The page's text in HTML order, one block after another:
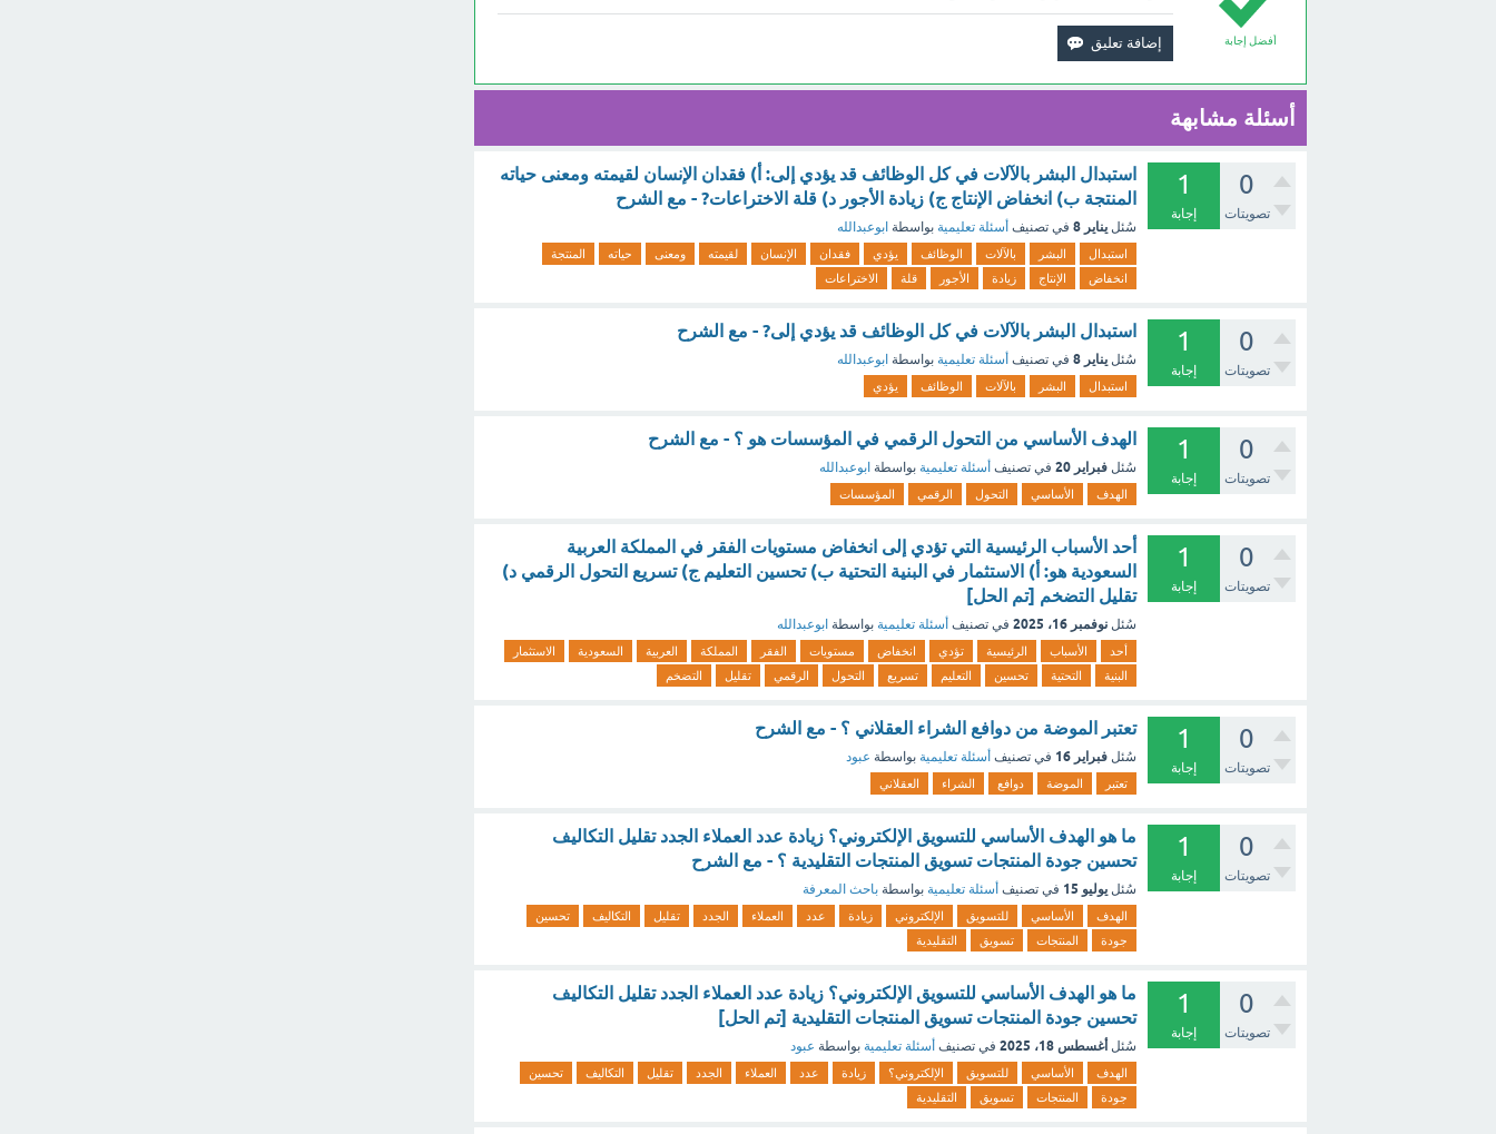
أفضل إجابة
أسئلة مشابهة
0
تصويتات
1
إجابة
استبدال البشر بالآلات في كل الوظائف قد يؤدي إلى: أ) فقدان الإنسان لقيمته ومعنى حياته
المنتجة ب) انخفاض الإنتاج ج) زيادة الأجور د) قلة الاختراعات? - مع الشرح
سُئل يناير 8 في تصنيف أسئلة تعليمية بواسطة ابوعبدالله
استبدال البشر بالآلات الوظائف يؤدي فقدان الإنسان لقيمته ومعنى حياته
المنتجة
انخفاض
الإنتاج زيادة الأجور قلة الاختراعات
0
تصويتات
1
إجابة
استبدال البشر بالآلات في كل الوظائف قد يؤدي إلى? - مع الشرح
سُئل يناير 8 في تصنيف أسئلة تعليمية بواسطة ابوعبدالله
استبدال البشر بالآلات الوظائف يؤدي
0
تصويتات
1
إجابة
الهدف الأساسي من التحول الرقمي في المؤسسات هو ؟ - مع الشرح
سُئل فبراير 20 في تصنيف أسئلة تعليمية بواسطة ابوعبدالله
الهدف الأساسي التحول الرقمي المؤسسات
0
تصويتات
1
إجابة
أحد الأسباب الرئيسية التي تؤدي إلى انخفاض مستويات الفقر في المملكة العربية
السعودية هو: أ) الاستثمار في البنية التحتية ب) تحسين التعليم ج) تسريع التحول الرقمي د)
تقليل التضخم [تم الحل]
سُئل نوفمبر 16، 2025 في تصنيف أسئلة تعليمية بواسطة ابوعبدالله
أحد الأسباب الرئيسية تؤدي انخفاض مستويات الفقر المملكة العربية السعودية
الاستثمار
البنية
التحتية تحسين التعليم تسريع التحول الرقمي تقليل التضخم
0
تصويتات
1
إجابة
تعتبر الموضة من دوافع الشراء العقلاني ؟ - مع الشرح
سُئل فبراير 16 في تصنيف أسئلة تعليمية بواسطة عبود
تعتبر الموضة دوافع الشراء العقلاني
0
تصويتات
1
إجابة
ما هو الهدف الأساسي للتسويق الإلكتروني؟ زيادة عدد العملاء الجدد تقليل التكاليف
تحسين جودة المنتجات تسويق المنتجات التقليدية ؟ - مع الشرح
سُئل يوليو 15 في تصنيف أسئلة تعليمية بواسطة باحث المعرفة
الهدف الأساسي للتسويق الإلكتروني زيادة عدد العملاء الجدد تقليل التكاليف
تحسين
جودة
المنتجات تسويق التقليدية
0
تصويتات
1
إجابة
ما هو الهدف الأساسي للتسويق الإلكتروني؟ زيادة عدد العملاء الجدد تقليل التكاليف
تحسين جودة المنتجات تسويق المنتجات التقليدية [تم الحل]
سُئل أغسطس 18، 2025 في تصنيف أسئلة تعليمية بواسطة عبود
الهدف الأساسي للتسويق الإلكتروني؟ زيادة عدد العملاء الجدد تقليل التكاليف
تحسين
جودة
المنتجات تسويق التقليدية